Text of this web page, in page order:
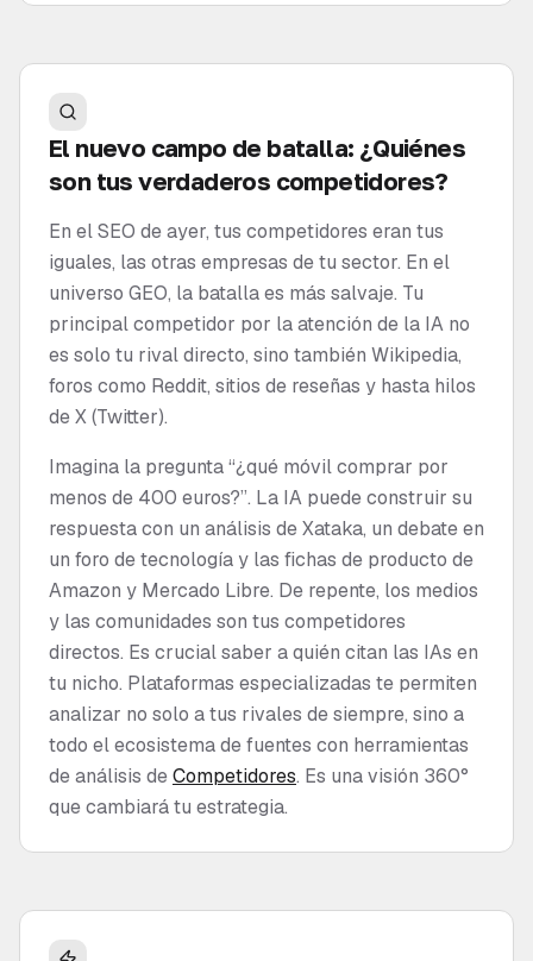
El nuevo campo de batalla: ¿Quiénes
son tus verdaderos competidores?
En el SEO de ayer, tus competidores eran tus
iguales, las otras empresas de tu sector. En el
universo GEO, la batalla es más salvaje. Tu
principal competidor por la atención de la IA no
es solo tu rival directo, sino también Wikipedia,
foros como Reddit, sitios de reseñas y hasta hilos
de X (Twitter).
Imagina la pregunta “¿qué móvil comprar por
menos de 400 euros?”. La IA puede construir su
respuesta con un análisis de Xataka, un debate en
un foro de tecnología y las fichas de producto de
Amazon y Mercado Libre. De repente, los medios
y las comunidades son tus competidores
directos. Es crucial saber a quién citan las IAs en
tu nicho. Plataformas especializadas te permiten
analizar no solo a tus rivales de siempre, sino a
todo el ecosistema de fuentes con herramientas
de análisis deCompetidores. Es una visión 360°
que cambiará tu estrategia.